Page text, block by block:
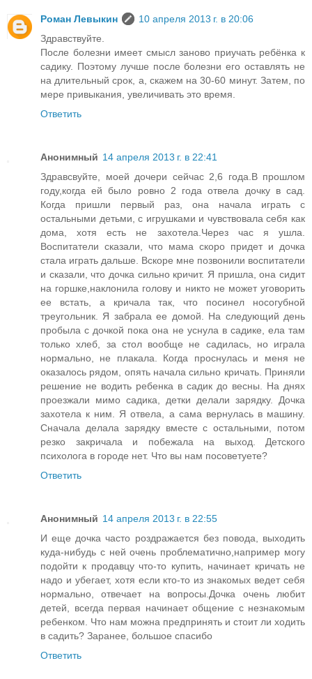
Роман Левыкин
10 апреля 2013 г. в 20:06
Здравствуйте.
После болезни имеет смысл заново приучать ребёнка к
садику. Поэтому лучше после болезни его оставлять не
на длительный срок, а, скажем на 30-60 минут. Затем, по
мере привыкания, увеличивать это время.
Ответить
Анонимный 14 апреля 2013 г. в 22:41
Здравсвуйте, моей дочери сейчас 2,6 года.В прошлом
году,когда ей было ровно 2 года отвела дочку в сад.
Когда пришли первый раз, она начала играть с
остальными детьми, с игрушками и чувствовала себя как
дома, хотя есть не захотела.Через час я ушла.
Воспитатели сказали, что мама скоро придет и дочка
стала играть дальше. Вскоре мне позвонили воспитатели
и сказали, что дочка сильно кричит. Я пришла, она сидит
на горшке,наклонила голову и никто не может уговорить
ее встать, а кричала так, что посинел носогубной
треугольник. Я забрала ее домой. На следующий день
пробыла с дочкой пока она не уснула в садике, ела там
только хлеб, за стол вообще не садилась, но играла
нормально, не плакала. Когда проснулась и меня не
оказалось рядом, опять начала сильно кричать. Приняли
решение не водить ребенка в садик до весны. На днях
проезжали мимо садика, детки делали зарядку. Дочка
захотела к ним. Я отвела, а сама вернулась в машину.
Сначала делала зарядку вместе с остальными, потом
резко закричала и побежала на выход. Детского
психолога в городе нет. Что вы нам посоветуете?
Ответить
Анонимный 14 апреля 2013 г. в 22:55
И еще дочка часто роздражается без повода, выходить
куда-нибудь с ней очень проблематично,например могу
подойти к продавцу что-то купить, начинает кричать не
надо и убегает, хотя если кто-то из знакомых ведет себя
нормально, отвечает на вопросы.Дочка очень любит
детей, всегда первая начинает общение с незнакомым
ребенком. Что нам можна предпринять и стоит ли ходить
в садить? Заранее, большое спасибо
Ответить